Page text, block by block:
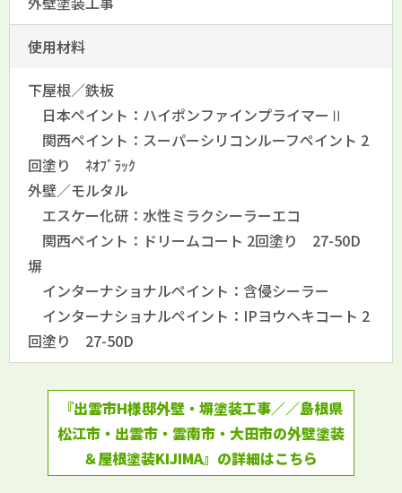
使用材料
下屋根／鉄板
日本ペイント：ハイポンファインプライマーⅡ
関西ペイント：スーパーシリコンルーフペイント 2
回塗り ﾈｵﾌﾞﾗｯｸ
外壁／モルタル
エスケー化研：水性ミラクシーラーエコ
関西ペイント：ドリームコート 2回塗り 27-50D
塀
インターナショナルペイント：含侵シーラー
インターナショナルペイント：IPヨウヘキコート 2
回塗り 27-50D
『出雲市H様邸外壁・塀塗装工事／／島根県
松江市・出雲市・雲南市・大田市の外壁塗装
＆屋根塗装KIJIMA』の詳細はこちら